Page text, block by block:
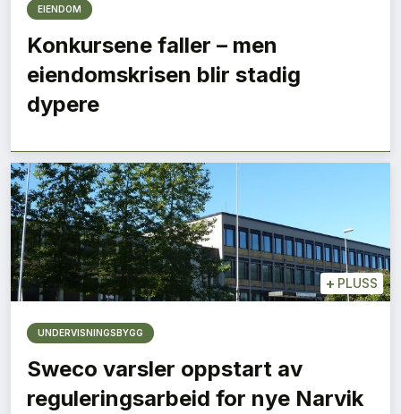
EIENDOM
Konkursene faller – men
eiendomskrisen blir stadig
dypere
+ PLUSS
UNDERVISNINGSBYGG
Sweco varsler oppstart av
reguleringsarbeid for nye Narvik